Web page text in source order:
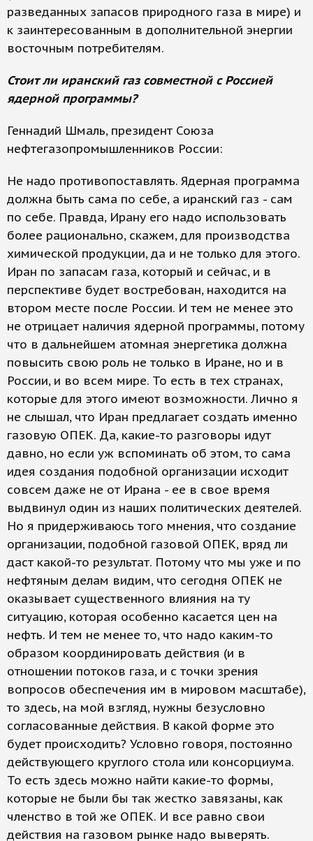
разведанных запасов природного газа в мире) и
к заинтересованным в дополнительной энергии
восточным потребителям.
Стоит ли иранский газ совместной с Россией
ядерной программы?
Геннадий Шмаль, президент Союза
нефтегазопромышленников России:
Не надо противопоставлять. Ядерная программа
должна быть сама по себе, а иранский газ - сам
по себе. Правда, Ирану его надо использовать
более рационально, скажем, для производства
химической продукции, да и не только для этого.
Иран по запасам газа, который и сейчас, и в
перспективе будет востребован, находится на
втором месте после России. И тем не менее это
не отрицает наличия ядерной программы, потому
что в дальнейшем атомная энергетика должна
повысить свою роль не только в Иране, но и в
России, и во всем мире. То есть в тех странах,
которые для этого имеют возможности. Лично я
не слышал, что Иран предлагает создать именно
газовую ОПЕК. Да, какие-то разговоры идут
давно, но если уж вспоминать об этом, то сама
идея создания подобной организации исходит
совсем даже не от Ирана - ее в свое время
выдвинул один из наших политических деятелей.
Но я придерживаюсь того мнения, что создание
организации, подобной газовой ОПЕК, вряд ли
даст какой-то результат. Потому что мы уже и по
нефтяным делам видим, что сегодня ОПЕК не
оказывает существенного влияния на ту
ситуацию, которая особенно касается цен на
нефть. И тем не менее то, что надо каким-то
образом координировать действия (и в
отношении потоков газа, и с точки зрения
вопросов обеспечения им в мировом масштабе),
то здесь, на мой взгляд, нужны безусловно
согласованные действия. В какой форме это
будет происходить? Условно говоря, постоянно
действующего круглого стола или консорциума.
То есть здесь можно найти какие-то формы,
которые не были бы так жестко завязаны, как
членство в той же ОПЕК. И все равно свои
действия на газовом рынке надо выверять.